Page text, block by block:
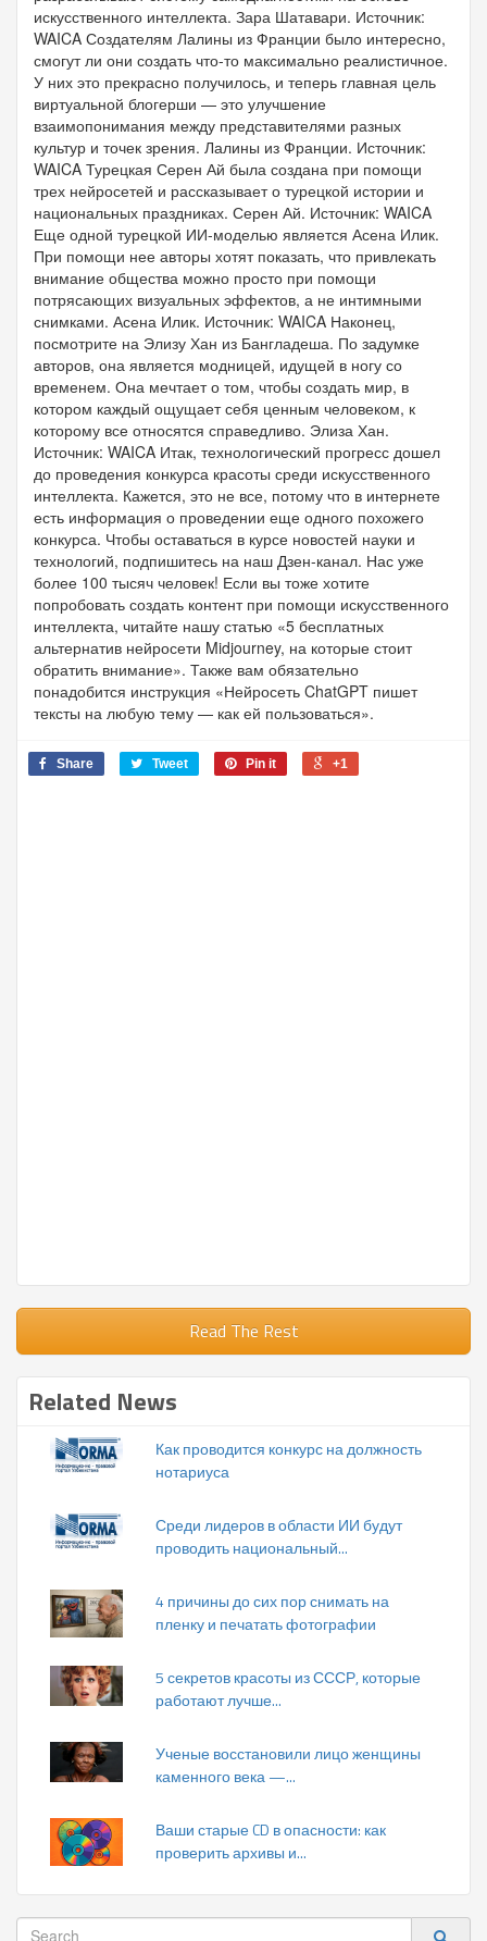
искусственного интеллекта. Зара Шатавари. Источник:
WAICA Создателям Лалины из Франции было интересно,
смогут ли они создать что-то максимально реалистичное.
У них это прекрасно получилось, и теперь главная цель
виртуальной блогерши — это улучшение
взаимопонимания между представителями разных
культур и точек зрения. Лалины из Франции. Источник:
WAICA Турецкая Серен Ай была создана при помощи
трех нейросетей и рассказывает о турецкой истории и
национальных праздниках. Серен Ай. Источник: WAICA
Еще одной турецкой ИИ-моделью является Асена Илик.
При помощи нее авторы хотят показать, что привлекать
внимание общества можно просто при помощи
потрясающих визуальных эффектов, а не интимными
снимками. Асена Илик. Источник: WAICA Наконец,
посмотрите на Элизу Хан из Бангладеша. По задумке
авторов, она является модницей, идущей в ногу со
временем. Она мечтает о том, чтобы создать мир, в
котором каждый ощущает себя ценным человеком, к
которому все относятся справедливо. Элиза Хан.
Источник: WAICA Итак, технологический прогресс дошел
до проведения конкурса красоты среди искусственного
интеллекта. Кажется, это не все, потому что в интернете
есть информация о проведении еще одного похожего
конкурса. Чтобы оставаться в курсе новостей науки и
технологий, подпишитесь на наш Дзен-канал. Нас уже
более 100 тысяч человек! Если вы тоже хотите
попробовать создать контент при помощи искусственного
интеллекта, читайте нашу статью «5 бесплатных
альтернатив нейросети Midjourney, на которые стоит
обратить внимание». Также вам обязательно
понадобится инструкция «Нейросеть ChatGPT пишет
тексты на любую тему — как ей пользоваться».
Share Tweet Pin it +1
Read The Rest
Related News
Как проводится конкурс на должность
нотариуса
Среди лидеров в области ИИ будут
проводить национальный...
4 причины до сих пор снимать на
пленку и печатать фотографии
5 секретов красоты из СССР, которые
работают лучше...
Ученые восстановили лицо женщины
каменного века —...
Ваши старые CD в опасности: как
проверить архивы и...